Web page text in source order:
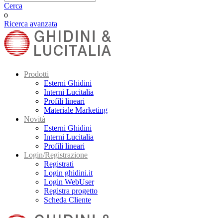
Cerca
o
Ricerca avanzata
Prodotti
Esterni Ghidini
Interni Lucitalia
Profili lineari
Materiale Marketing
Novità
Esterni Ghidini
Interni Lucitalia
Profili lineari
Login/Registrazione
Registrati
Login ghidini.it
Login WebUser
Registra progetto
Scheda Cliente